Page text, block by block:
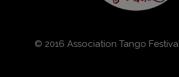
© 2016 Association Tango